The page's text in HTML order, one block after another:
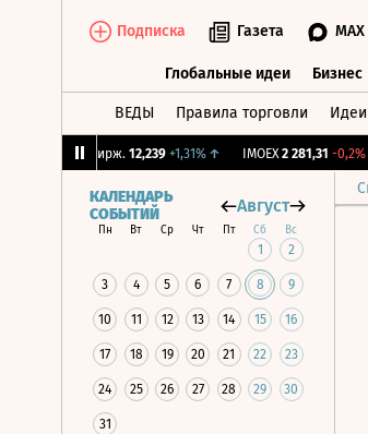
Подписка Газета MAX
Глобальные идеи Бизнес
ВЕДЫ Правила торговли
CNY Бирж. 12,239 +1,31%↑ IMOEX 2 281,31 -0,2%
КАЛЕНДАРЬ
СОБЫТИЙ
Август
Пн Вт Ср Чт Пт Сб Вс
1 2
3 4 5 6 7 8 9
10 11 12 13 14 15 16
17 18 19 20 21 22 23
24 25 26 27 28 29 30
31